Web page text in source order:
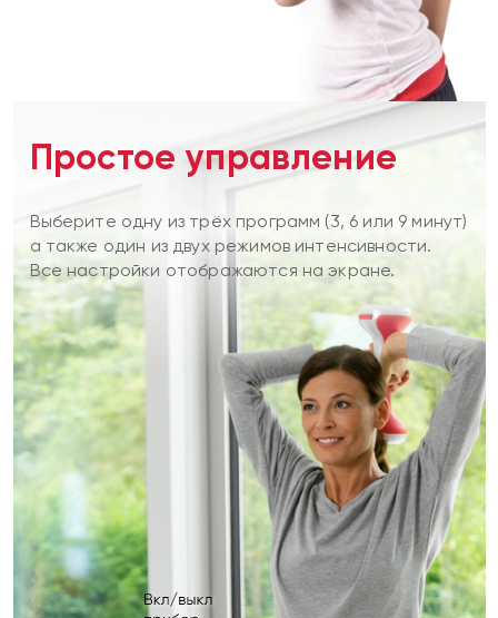
Простое управление
Выберите одну из трёх программ (3, 6 или 9 минут)
а также один из двух режимов интенсивности.
Все настройки отображаются на экране.